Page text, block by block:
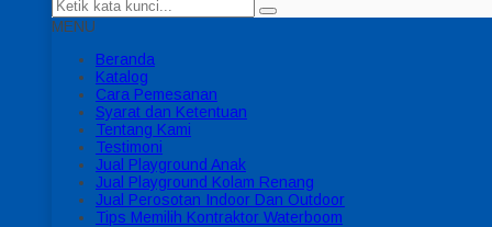
MENU
Beranda
Katalog
Cara Pemesanan
Syarat dan Ketentuan
Tentang Kami
Testimoni
Jual Playground Anak
Jual Playground Kolam Renang
Jual Perosotan Indoor Dan Outdoor
Tips Memilih Kontraktor Waterboom